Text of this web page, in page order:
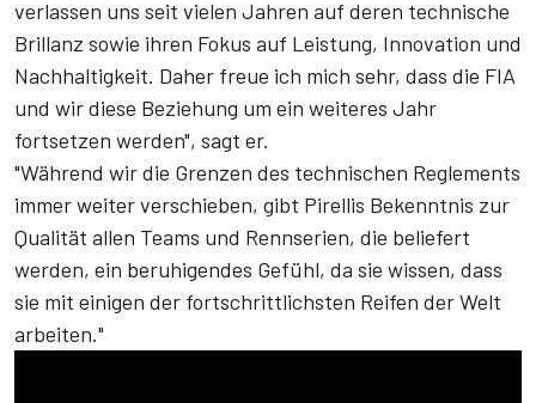
verlassen uns seit vielen Jahren auf deren technische
Brillanz sowie ihren Fokus auf Leistung, Innovation und
Nachhaltigkeit. Daher freue ich mich sehr, dass die FIA
und wir diese Beziehung um ein weiteres Jahr
fortsetzen werden", sagt er.
"Während wir die Grenzen des technischen Reglements
immer weiter verschieben, gibt Pirellis Bekenntnis zur
Qualität allen Teams und Rennserien, die beliefert
werden, ein beruhigendes Gefühl, da sie wissen, dass
sie mit einigen der fortschrittlichsten Reifen der Welt
arbeiten."